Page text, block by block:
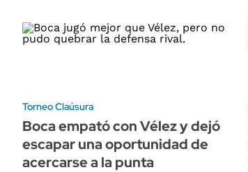
Torneo Claúsura
Boca empató con Vélez y dejó
escapar una oportunidad de
acercarse a la punta